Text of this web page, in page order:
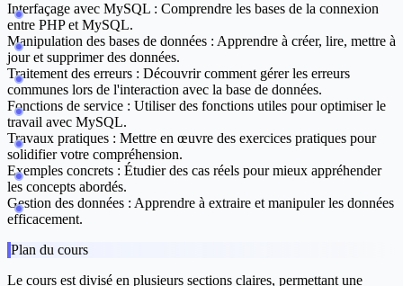
Interfaçage avec MySQL : Comprendre les bases de la connexion
entre PHP et MySQL.
Manipulation des bases de données : Apprendre à créer, lire, mettre à
jour et supprimer des données.
Traitement des erreurs : Découvrir comment gérer les erreurs
communes lors de l'interaction avec la base de données.
Fonctions de service : Utiliser des fonctions utiles pour optimiser le
travail avec MySQL.
Travaux pratiques : Mettre en œuvre des exercices pratiques pour
solidifier votre compréhension.
Exemples concrets : Étudier des cas réels pour mieux appréhender
les concepts abordés.
Gestion des données : Apprendre à extraire et manipuler les données
efficacement.
Plan du cours
Le cours est divisé en plusieurs sections claires, permettant une